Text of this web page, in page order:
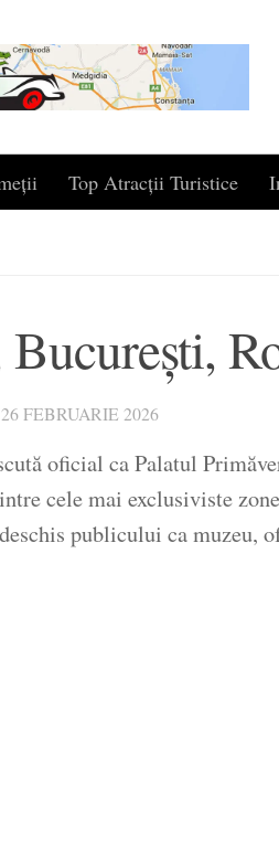
Top Atracții Turistice
București,
26 FEBRUARIE 2026
oficial ca Palatul
cele mai exclusiviste
publicului ca muzeu,